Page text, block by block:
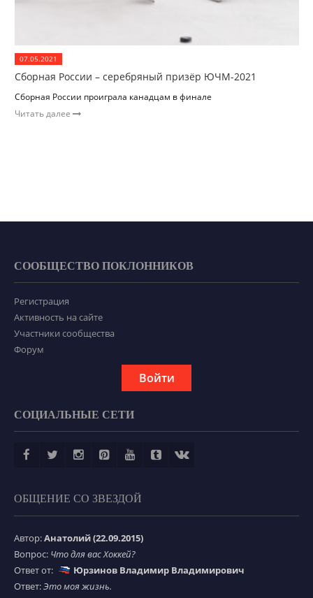
07.05.2021
Сборная России – серебряный призёр ЮЧМ-2021
Сборная России проиграла канадцам в финале
Читать далее
СООБЩЕСТВО ПОКЛОННИКОВ
Регистрация
Активность на сайте
Участники сообщества
Форум
Войти
СОЦИАЛЬНЫЕ СЕТИ
ОБЩЕНИЕ СО ЗВЕЗДОЙ
Автор:Анатолий (22.09.2015)
Вопрос: Что для вас Хоккей?
Ответ от:
Юрзинов Владимир Владимирович
Ответ:Это моя жизнь.